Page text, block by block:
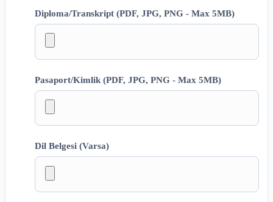
Diploma/Transkript (PDF, JPG, PNG - Max 5MB)
Pasaport/Kimlik (PDF, JPG, PNG - Max 5MB)
Dil Belgesi (Varsa)